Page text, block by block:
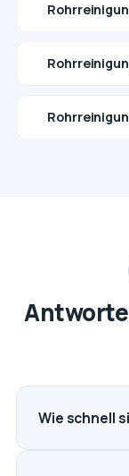
Wie schnell